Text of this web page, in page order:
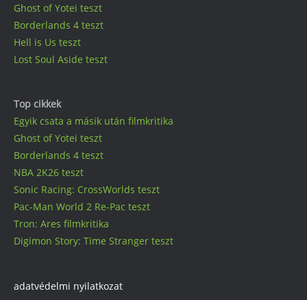
Ghost of Yotei teszt
Borderlands 4 teszt
Hell is Us teszt
Lost Soul Aside teszt
Top cikkek
Egyik csata a másik után filmkritika
Ghost of Yotei teszt
Borderlands 4 teszt
NBA 2K26 teszt
Sonic Racing: CrossWorlds teszt
Pac-Man World 2 Re-Pac teszt
Tron: Ares filmkritika
Digimon Story: Time Stranger teszt
adatvédelmi nyilatkozat